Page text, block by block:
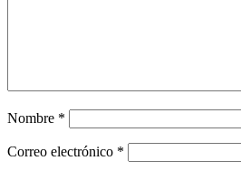
Nombre *
Correo electrónico *